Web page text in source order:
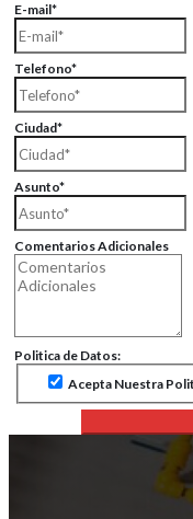
E-mail*
Telefono*
Ciudad*
Asunto*
Comentarios Adicionales
Politica de Datos:
Acepta Nuestra